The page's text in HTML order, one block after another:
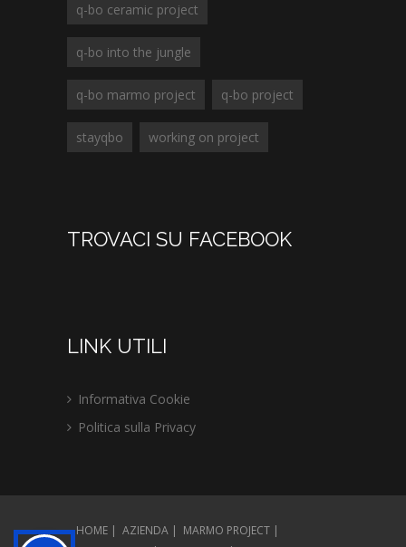
q-bo ceramic project
q-bo into the jungle
q-bo marmo project q-bo project
stayqbo working on project
TROVACI SU FACEBOOK
LINK UTILI
Informativa Cookie
Politica sulla Privacy
HOME AZIENDA
MARMO PROJECT